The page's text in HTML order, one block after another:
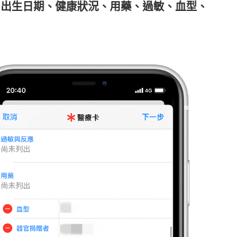
出生日期、健康狀況、用藥、過敏、血型、